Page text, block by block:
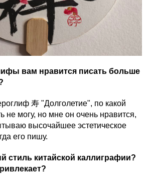
вам нравится писать больше
寿 "Долголетие", по какой
не могу, но мне он очень нравится,
высочайшее эстетическое
его пишу.
стиль китайской каллиграфии?